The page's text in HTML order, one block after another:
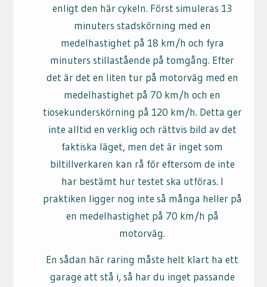
enligt den här cykeln. Först simuleras 13
minuters stadskörning med en
medelhastighet på 18 km/h och fyra
minuters stillastående på tomgång. Efter
det är det en liten tur på motorväg med en
medelhastighet på 70 km/h och en
tiosekunderskörning på 120 km/h. Detta ger
inte alltid en verklig och rättvis bild av det
faktiska läget, men det är inget som
biltillverkaren kan rå för eftersom de inte
har bestämt hur testet ska utföras. I
praktiken ligger nog inte så många heller på
en medelhastighet på 70 km/h på
motorväg.
En sådan här raring måste helt klart ha ett
garage att stå i, så har du inget passande